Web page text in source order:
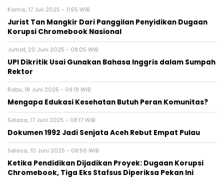
Kamis, 17 Juli 2025 - 11:55 WIB
Jurist Tan Mangkir Dari Panggilan Penyidikan Dugaan
Korupsi Chromebook Nasional
Jumat, 20 Juni 2025 - 08:05 WIB
UPI Dikritik Usai Gunakan Bahasa Inggris dalam Sumpah
Rektor
Rabu, 18 Juni 2025 - 09:19 WIB
Mengapa Edukasi Kesehatan Butuh Peran Komunitas?
Selasa, 17 Juni 2025 - 08:17 WIB
Dokumen 1992 Jadi Senjata Aceh Rebut Empat Pulau
Selasa, 10 Juni 2025 - 08:56 WIB
Ketika Pendidikan Dijadikan Proyek: Dugaan Korupsi
Chromebook, Tiga Eks Stafsus Diperiksa Pekan Ini